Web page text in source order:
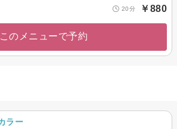
20分 ￥880
このメニューで予約
ラー